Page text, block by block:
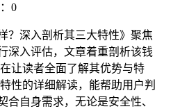
0
样？深入剖析其三大特性》聚焦
深入评估，文章着重剖析该钱
让读者全面了解其优势与特
性的详细解读，能帮助用户判
合自身需求，无论是安全性、